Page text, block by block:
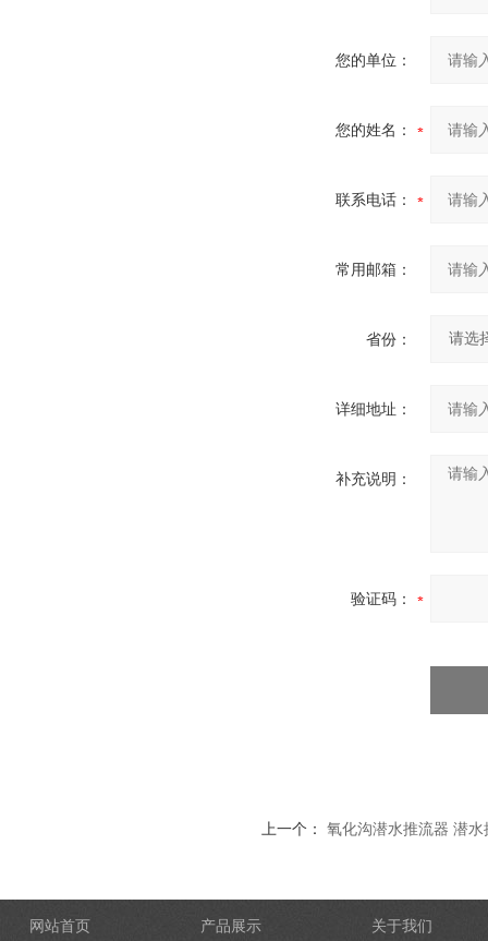
您的单位：
您的姓名：
联系电话：
常用邮箱：
省份：
详细地址：
补充说明：
验证码：
上一个： 氧化沟潜水推流器 潜水
网站首页 产品展示 关于我们